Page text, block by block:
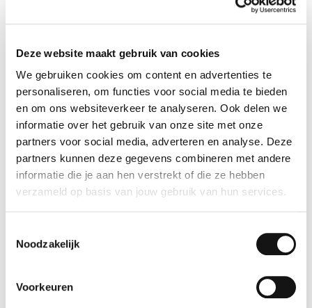
Deze website maakt gebruik van cookies
We gebruiken cookies om content en advertenties te
personaliseren, om functies voor social media te bieden
en om ons websiteverkeer te analyseren. Ook delen we
informatie over het gebruik van onze site met onze
partners voor social media, adverteren en analyse. Deze
partners kunnen deze gegevens combineren met andere
informatie die je aan hen verstrekt of die ze hebben
verzameld op basis van jouw gebruik van hun services.
Noodzakelijk
Voorkeuren
Wij hebben voor iedereen de juiste zichtoplossing. Voor brillen,
zonnebrillen of contactlenzen helpen onze opticiens je graag.
wat bij je past.
Prins Willem Alexander Promenade 31
www.eyewish.nl